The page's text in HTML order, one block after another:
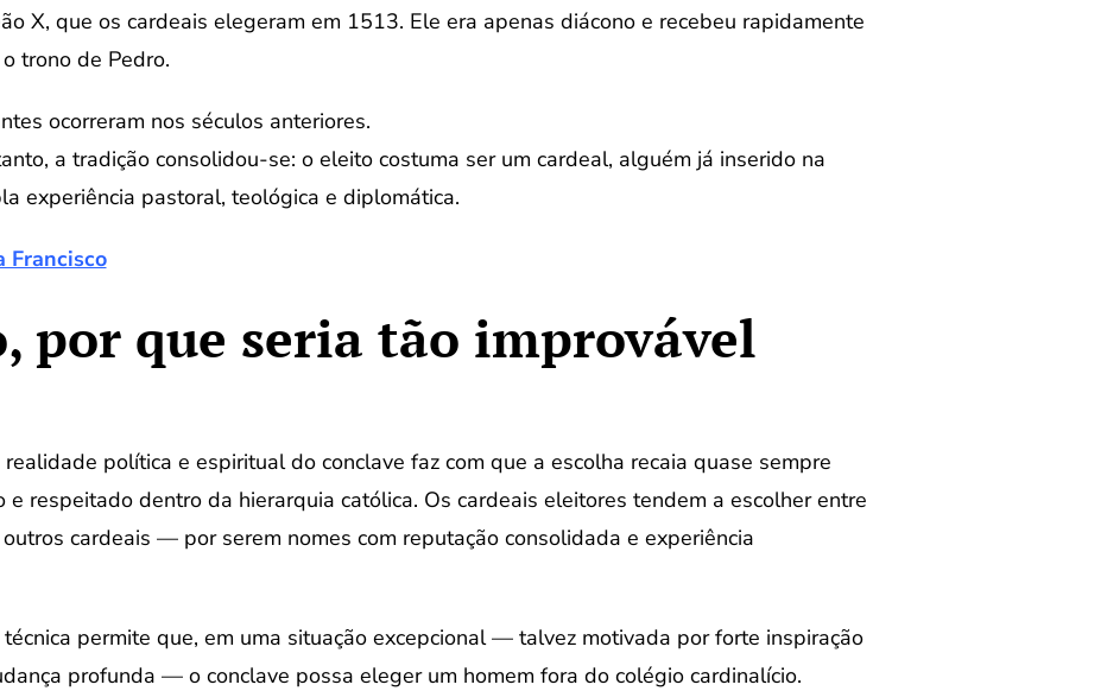
X, que os cardeais elegeram em 1513. Ele era apenas diácono e recebeu rapidamente
trono de Pedro.
ocorreram nos séculos anteriores.
a tradição consolidou-se: o eleito costuma ser um cardeal, alguém já inserido na
experiência pastoral, teológica e diplomática.
Francisco
por que seria tão improvável
política e espiritual do conclave faz com que a escolha recaia quase sempre
e respeitado dentro da hierarquia católica. Os cardeais eleitores tendem a escolher entre
cardeais — por serem nomes com reputação consolidada e experiência
permite que, em uma situação excepcional — talvez motivada por forte inspiração
profunda — o conclave possa eleger um homem fora do colégio cardinalício.